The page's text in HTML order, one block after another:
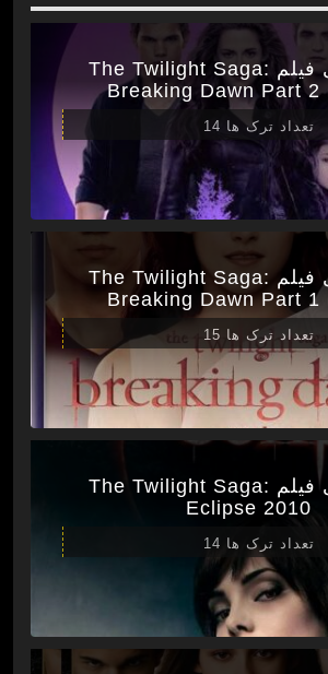
آهنگ های فیلم The Twilight Saga:
Breaking Dawn Part 2
تعداد ترک ها 14
آهنگ های فیلم The Twilight Saga:
Breaking Dawn Part 1
تعداد ترک ها 15
آهنگ های فیلم The Twilight Saga:
Eclipse 2010
تعداد ترک ها 14